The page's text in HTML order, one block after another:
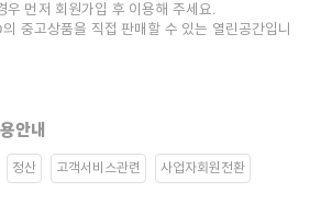
우 먼저 회원가입 후 이용해 주세요.
중고상품을 직접 판매할 수 있는 열린공간입니
안내
정산 고객서비스관련 사업자회원전환